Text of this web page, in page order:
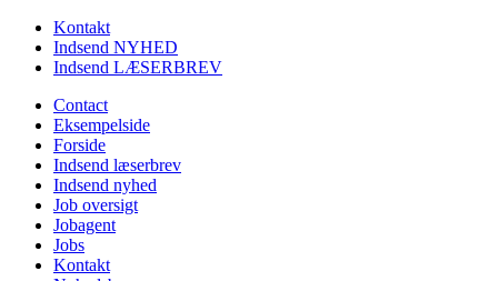
Kontakt
Indsend NYHED
Indsend LÆSERBREV
Contact
Eksempelside
Forside
Indsend læserbrev
Indsend nyhed
Job oversigt
Jobagent
Jobs
Kontakt